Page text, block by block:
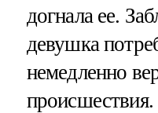
догнала ее.
девушка
немедленно